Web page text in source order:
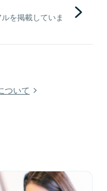
を掲載していま
ついて